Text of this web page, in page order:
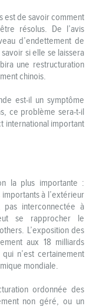
est de savoir comment
résolus. De l’avis
d’endettement de
si elle se laissera
une restructuration
chinois.
est-il un symptôme
ce problème sera-t-il
international important
la plus importante :
à l’extérieur
interconnectée à
se rapprocher le
L’exposition des
aux 18 milliards
n’est certainement
mondiale.
ordonnée des
non géré, ou un